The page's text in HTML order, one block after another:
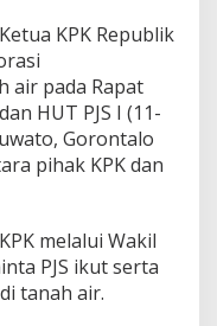
KPK Republik
air pada Rapat
HUT PJS I (11-
Gorontalo
pihak KPK dan
melalui Wakil
PJS ikut serta
tanah air.